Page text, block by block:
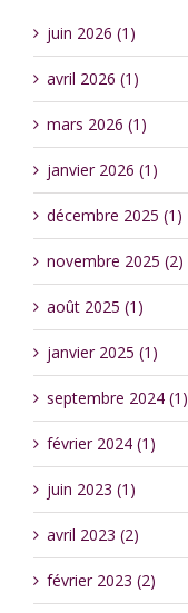
juin 2026 (1)
avril 2026 (1)
mars 2026 (1)
janvier 2026 (1)
décembre 2025 (1)
novembre 2025 (2)
août 2025 (1)
janvier 2025 (1)
septembre 2024 (1)
février 2024 (1)
juin 2023 (1)
avril 2023 (2)
février 2023 (2)